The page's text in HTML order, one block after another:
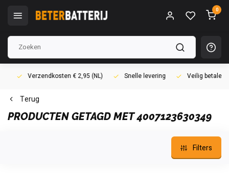
0
Verzendkosten € 2,95 (NL) Snelle levering Veilig betalen
Terug
PRODUCTEN GETAGD MET 4007123630349
Filters